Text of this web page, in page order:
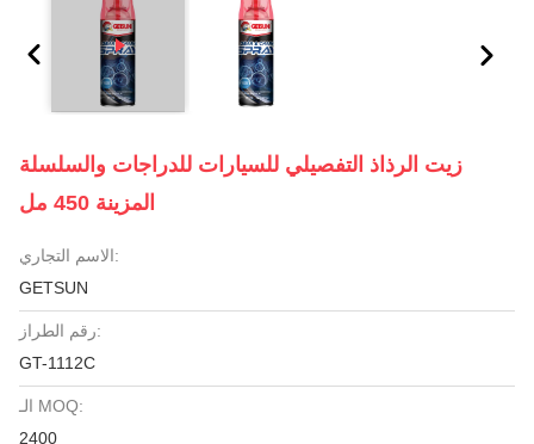
زيت الرذاذ التفصيلي للسيارات للدراجات والسلسلة
المزينة 450 مل
الاسم التجاري:
GETSUN
رقم الطراز:
GT-1112C
الـ MOQ:
2400